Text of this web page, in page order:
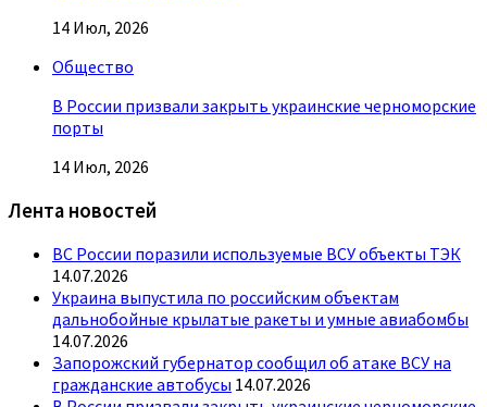
14 Июл, 2026
Общество
В России призвали закрыть украинские черноморские
порты
14 Июл, 2026
Лента новостей
ВС России поразили используемые ВСУ объекты ТЭК
14.07.2026
Украина выпустила по российским объектам
дальнобойные крылатые ракеты и умные авиабомбы
14.07.2026
Запорожский губернатор сообщил об атаке ВСУ на
гражданские автобусы 14.07.2026